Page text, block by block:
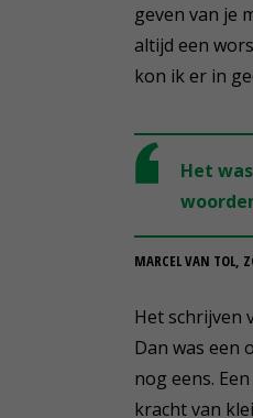
geven van je
altijd een
kon ik er in
Het
MARCEL VAN TOL,
Het schrijven
Dan was een
nog eens.
kracht van